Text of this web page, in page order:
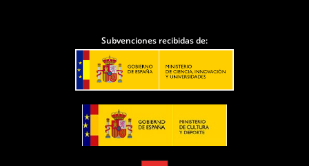
Subvenciones recibidas de: